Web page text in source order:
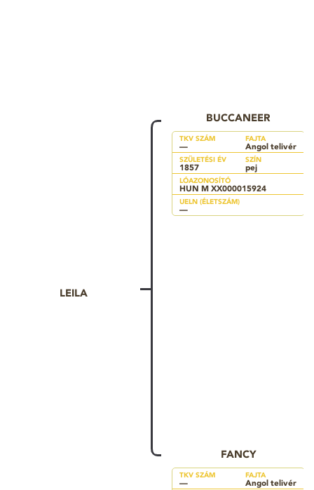
LEILA
BUCCANEER
TKV SZÁM
—
FAJTA
Angol telivér
SZÜLETÉSI ÉV
1857
SZÍN
pej
LÓAZONOSÍTÓ
HUN M XX000015924
UELN (ÉLETSZÁM)
—
FANCY
TKV SZÁM
—
FAJTA
Angol telivér